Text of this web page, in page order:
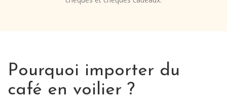
Pourquoi importer du
café en voilier ?